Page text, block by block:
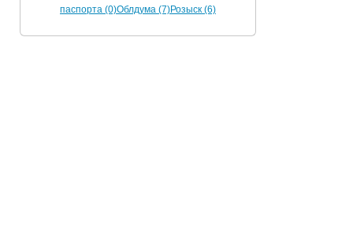
паспорта (0)Облдума (7)Розыск (6)